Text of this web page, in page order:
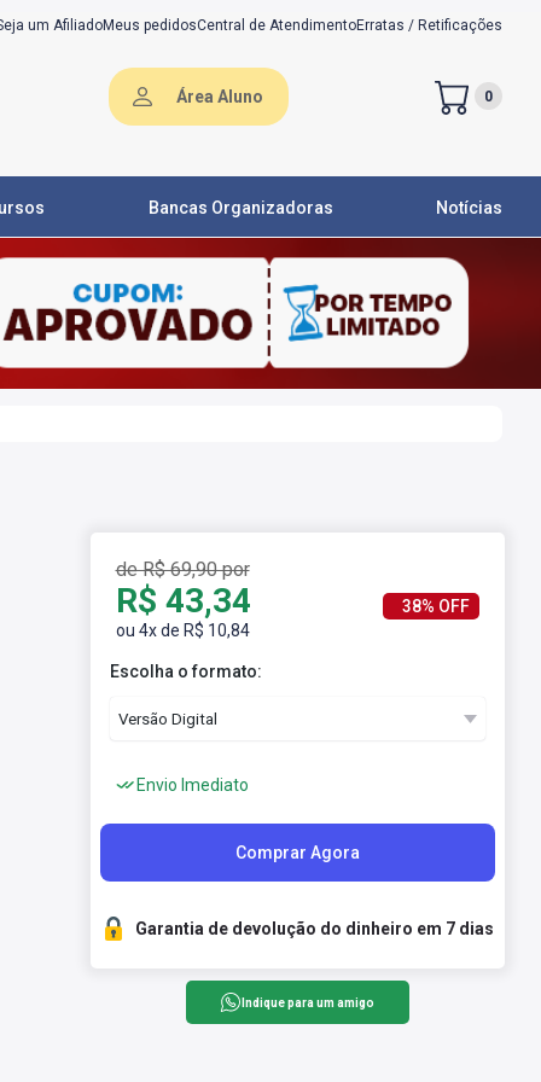
um AfiliadoMeus pedidosCentral de AtendimentoErratas / Retificações
Área Aluno 0
Bancas Organizadoras Notícias
de R$ 69,90 por
R$ 43,34
ou 4x de R$ 10,84
38% OFF
Escolha o formato:
Envio Imediato
Comprar Agora
Garantia de devolução do dinheiro em 7 dias
Indique para um amigo